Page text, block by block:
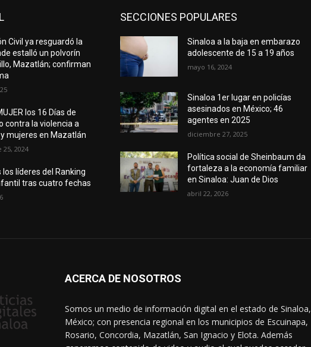
Civil ya resguardó la
estalló un polvorín
Mazatlán; confirman
los 16 Días de
contra la violencia a
y mujeres en Mazatlán
2024
los líderes del Ranking
tras cuatro fechas
SECCIONES POPULARES
Sinaloa a la baja en embarazo
adolescente de 15 a 19 años
mayo 16, 2024
Sinaloa 1er lugar en policías
asesinados en México; 46
agentes en 2025
diciembre 27, 2025
Política social de Sheinbaum da
fortaleza a la economía familiar
en Sinaloa: Juan de Dios
abril 22, 2026
ACERCA DE NOSOTROS
Somos un medio de información digital en el estado de Sinaloa,
México; con presencia regional en los municipios de Escuinapa,
Rosario, Concordia, Mazatlán, San Ignacio y Elota. Además